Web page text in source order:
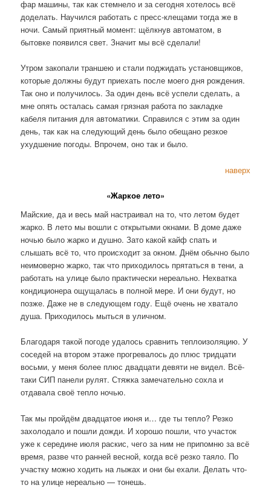
фар машины, так как стемнело и за сегодня хотелось всё
доделать. Научился работать с пресс-клещами тогда же в
ночи. Самый приятный момент: щёлкнув автоматом, в
бытовке появился свет. Значит мы всё сделали!
Утром закопали траншею и стали поджидать установщиков,
которые должны будут приехать после моего дня рождения.
Так оно и получилось. За один день всё успели сделать, а
мне опять осталась самая грязная работа по закладке
кабеля питания для автоматики. Справился с этим за один
день, так как на следующий день было обещано резкое
ухудшение погоды. Впрочем, оно так и было.
наверх
«Жаркое лето»
Майские, да и весь май настраивал на то, что летом будет
жарко. В лето мы вошли с открытыми окнами. В доме даже
ночью было жарко и душно. Зато какой кайф спать и
слышать всё то, что происходит за окном. Днём обычно было
неимоверно жарко, так что приходилось прятаться в тени, а
работать на улице было практически нереально. Нехватка
кондиционера ощущалась в полной мере. И они будут, но
позже. Даже не в следующем году. Ещё очень не хватало
душа. Приходилось мыться в уличном.
Благодаря такой погоде удалось сравнить теплоизоляцию. У
соседей на втором этаже прогревалось до плюс тридцати
восьми, у меня более плюс двадцати девяти не видел. Всё-
таки СИП панели рулят. Стяжка замечательно сохла и
отдавала своё тепло ночью.
Так мы пройдём двадцатое июня и… где ты тепло? Резко
захолодало и пошли дожди. И хорошо пошли, что участок
уже к середине июля раскис, чего за ним не припомню за всё
время, разве что ранней весной, когда всё резко таяло. По
участку можно ходить на лыжах и они бы ехали. Делать что-
то на улице нереально — тонешь.